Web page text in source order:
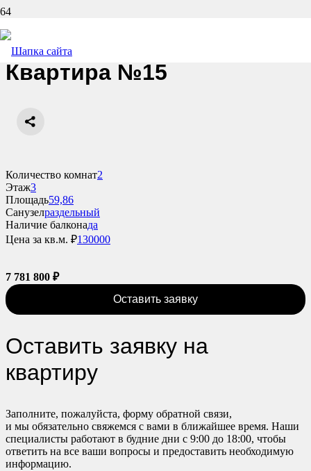
Назад
Квартира №15
Количество комнат2
Этаж3
Площадь59,86
Санузелраздельный
Наличие балконада
Цена за кв.м. ₽130000
7 781 800 ₽
Оставить заявку
Оставить заявку на
квартиру
Заполните, пожалуйста, форму обратной связи,
и мы обязательно свяжемся с вами в ближайшее время. Наши
специалисты работают в будние дни с 9:00 до 18:00, чтобы
ответить на все ваши вопросы и предоставить необходимую
информацию.